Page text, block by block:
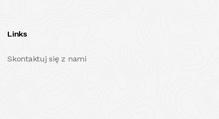
Links
Skontaktuj się z nami